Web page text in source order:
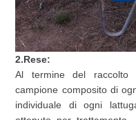
2.Rese:
Al termine del raccolto
campione composito di
individuale di ogni